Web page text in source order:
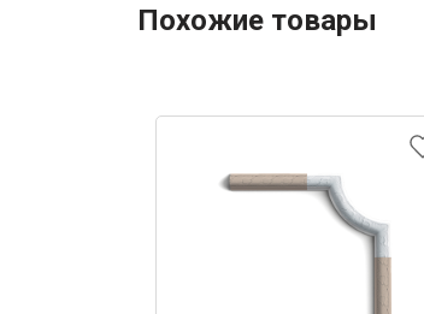
Похожие товары